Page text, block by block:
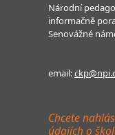
Národní
informačně
Senovážné
email:
Chcete
údajích o